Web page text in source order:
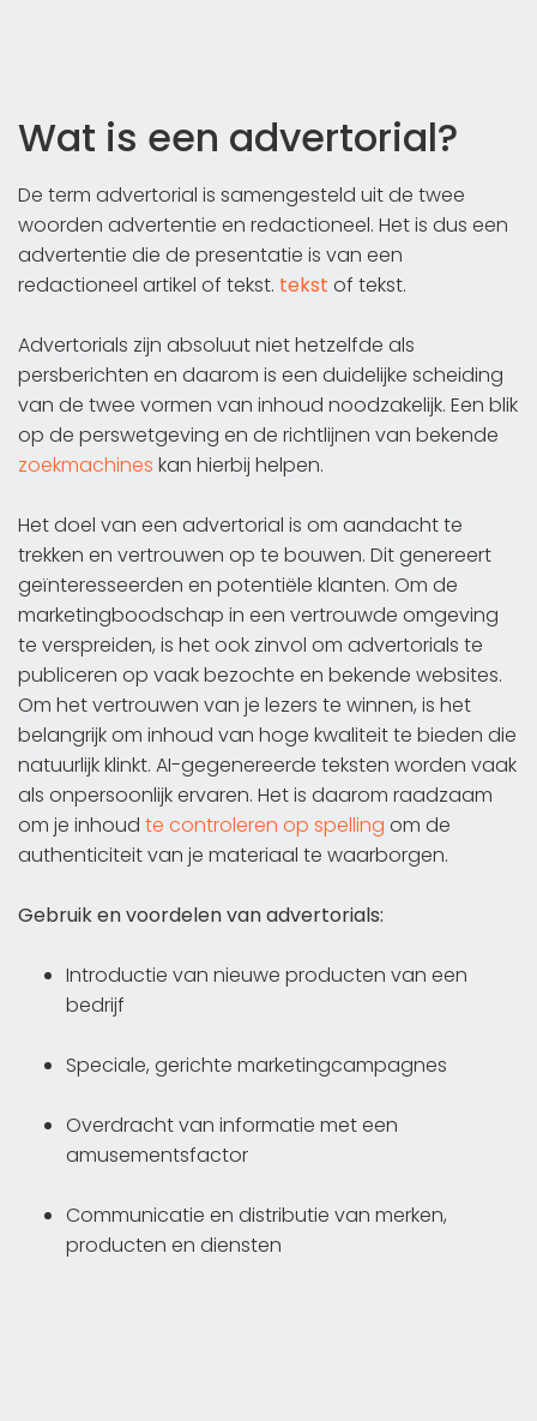
Wat is een advertorial?
De term advertorial is samengesteld uit de twee
woorden advertentie en redactioneel. Het is dus een
advertentie die de presentatie is van een
redactioneel artikel of tekst. tekst of tekst.
Advertorials zijn absoluut niet hetzelfde als
persberichten en daarom is een duidelijke scheiding
van de twee vormen van inhoud noodzakelijk. Een blik
op de perswetgeving en de richtlijnen van bekende
zoekmachines kan hierbij helpen.
Het doel van een advertorial is om aandacht te
trekken en vertrouwen op te bouwen. Dit genereert
geïnteresseerden en potentiële klanten. Om de
marketingboodschap in een vertrouwde omgeving
te verspreiden, is het ook zinvol om advertorials te
publiceren op vaak bezochte en bekende websites.
Om het vertrouwen van je lezers te winnen, is het
belangrijk om inhoud van hoge kwaliteit te bieden die
natuurlijk klinkt. AI-gegenereerde teksten worden vaak
als onpersoonlijk ervaren. Het is daarom raadzaam
om je inhoud te controleren op spelling om de
authenticiteit van je materiaal te waarborgen.
Gebruik en voordelen van advertorials:
Introductie van nieuwe producten van een
bedrijf
Speciale, gerichte marketingcampagnes
Overdracht van informatie met een
amusementsfactor
Communicatie en distributie van merken,
producten en diensten